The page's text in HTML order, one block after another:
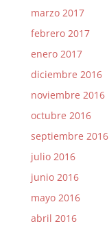
marzo 2017
febrero 2017
enero 2017
diciembre 2016
noviembre 2016
octubre 2016
septiembre 2016
julio 2016
junio 2016
mayo 2016
abril 2016